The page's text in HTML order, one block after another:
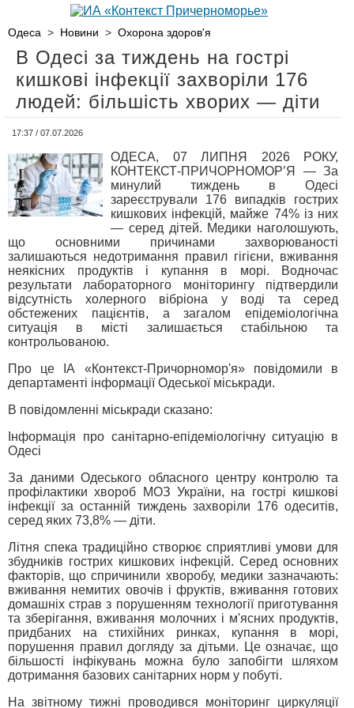
Одеса > Новини > Охорона здоров'я
В Одесі за тиждень на гострі
кишкові інфекції захворіли 176
людей: більшість хворих — діти
17:37 / 07.07.2026
ОДЕСА, 07 ЛИПНЯ 2026 РОКУ,
КОНТЕКСТ-ПРИЧОРНОМОР’Я — За
минулий тиждень в Одесі
зареєстрували 176 випадків гострих
кишкових інфекцій, майже 74% із них
— серед дітей. Медики наголошують,
що основними причинами захворюваності
залишаються недотримання правил гігієни, вживання
неякісних продуктів і купання в морі. Водночас
результати лабораторного моніторингу підтвердили
відсутність холерного вібріона у воді та серед
обстежених пацієнтів, а загалом епідеміологічна
ситуація в місті залишається стабільною та
контрольованою.
Про це ІА «Контекст-Причорномор'я» повідомили в
департаменті інформації Одеської міськради.
В повідомленні міськради сказано:
Інформація про санітарно-епідеміологічну ситуацію в
Одесі
За даними Одеського обласного центру контролю та
профілактики хвороб МОЗ України, на гострі кишкові
інфекції за останній тиждень захворіли 176 одеситів,
серед яких 73,8% — діти.
Літня спека традиційно створює сприятливі умови для
збудників гострих кишкових інфекцій. Серед основних
факторів, що спричинили хворобу, медики зазначають:
вживання немитих овочів і фруктів, вживання готових
домашніх страв з порушенням технології приготування
та зберігання, вживання молочних і м'ясних продуктів,
придбаних на стихійних ринках, купання в морі,
порушення правил догляду за дітьми. Це означає, що
більшості інфікувань можна було запобігти шляхом
дотримання базових санітарних норм у побуті.
На звітному тижні проводився моніторинг циркуляції